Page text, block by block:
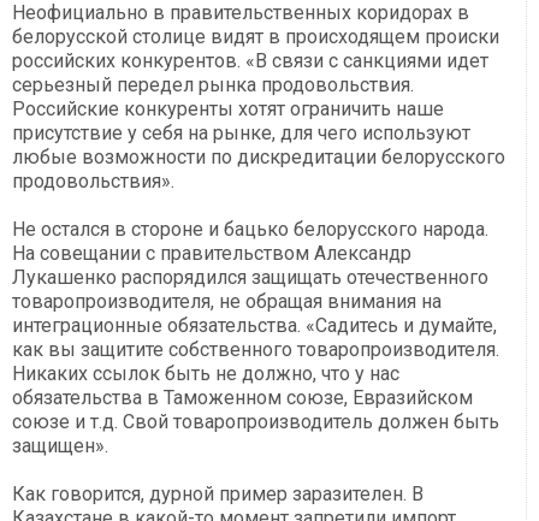
Неофициально в правительственных коридорах в
белорусской столице видят в происходящем происки
российских конкурентов. «В связи с санкциями идет
серьезный передел рынка продовольствия.
Российские конкуренты хотят ограничить наше
присутствие у себя на рынке, для чего используют
любые возможности по дискредитации белорусского
продовольствия».
Не остался в стороне и бацько белорусского народа.
На совещании с правительством Александр
Лукашенко распорядился защищать отечественного
товаропроизводителя, не обращая внимания на
интеграционные обязательства. «Садитесь и думайте,
как вы защитите собственного товаропроизводителя.
Никаких ссылок быть не должно, что у нас
обязательства в Таможенном союзе, Евразийском
союзе и т.д. Свой товаропроизводитель должен быть
защищен».
Как говорится, дурной пример заразителен. В